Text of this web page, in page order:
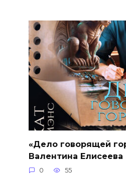
«Дело говорящей
Валентина Елисеева
0 55